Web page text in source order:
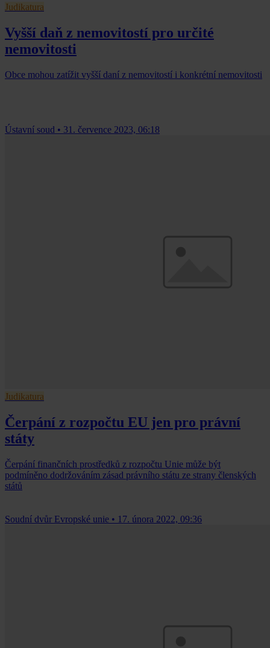
Judikatura
Vyšší daň z nemovitostí pro určité
nemovitosti
Obce mohou zatížit vyšší daní z nemovitostí i konkrétní nemovitosti
Ústavní soud • 31. července 2023, 06:18
Judikatura
Čerpání z rozpočtu EU jen pro právní
státy
Čerpání finančních prostředků z rozpočtu Unie může být
podmíněno dodržováním zásad právního státu ze strany členských
států
Soudní dvůr Evropské unie • 17. února 2022, 09:36